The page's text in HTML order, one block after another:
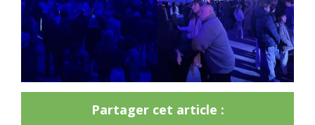
Partager cet article :